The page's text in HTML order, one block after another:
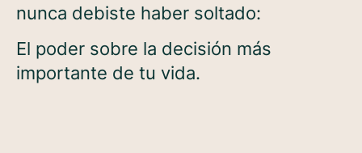
nunca debiste haber soltado:
El poder sobre la decisión más
importante de tu vida.